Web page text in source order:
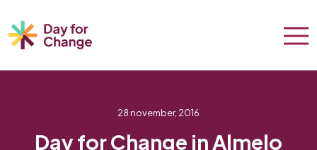
28 november, 2016
Day for Change in Almelo